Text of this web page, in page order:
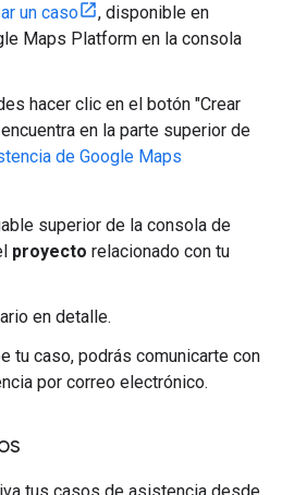
un caso
, disponible en
Maps Platform en la consola
hacer clic en el botón "Crear
en la parte superior de
de Google Maps
superior de la consola de
proyecto relacionado con tu
en detalle.
tu caso, podrás comunicarte con
por correo electrónico.